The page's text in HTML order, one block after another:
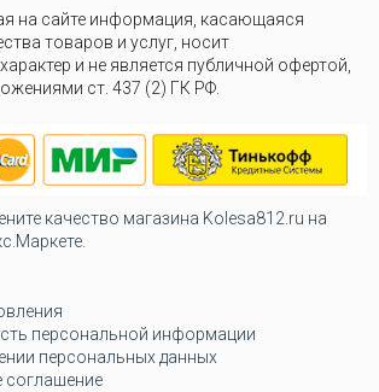
на сайте информация, касающаяся
товаров и услуг, носит
и не является публичной офертой,
ст. 437 (2) ГК РФ.
персональной информации
персональных данных
соглашение